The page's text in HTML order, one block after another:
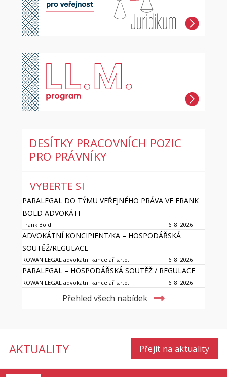
DESÍTKY PRACOVNÍCH POZIC
PRO PRÁVNÍKY
VYBERTE SI
PARALEGAL DO TÝMU VEŘEJNÉHO PRÁVA VE FRANK
BOLD ADVOKÁTI
Frank Bold 6. 8. 2026
ADVOKÁTNÍ KONCIPIENT/KA – HOSPODÁŘSKÁ
SOUTĚŽ/REGULACE
ROWAN LEGAL advokátní kancelář s.r.o. 6. 8. 2026
PARALEGAL – HOSPODÁŘSKÁ SOUTĚŽ / REGULACE
ROWAN LEGAL advokátní kancelář s.r.o. 6. 8. 2026
Přehled všech nabídek
AKTUALITY Přejít na aktuality